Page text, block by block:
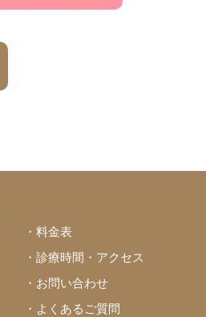
・料金表
・診療時間・アクセス
・お問い合わせ
・よくあるご質問